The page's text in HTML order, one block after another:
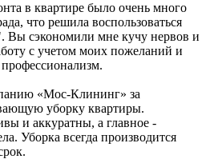
в квартире было очень много
что решила воспользоваться
Вы сэкономили мне кучу нервов и
с учетом моих пожеланий и
«Мос-Клининг» за
уборку квартиры.
и аккуратны, а главное -
Уборка всегда производится